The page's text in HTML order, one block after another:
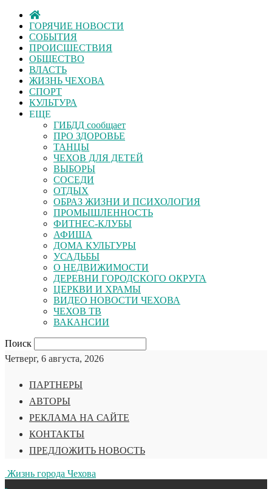
ГОРЯЧИЕ НОВОСТИ
СОБЫТИЯ
ПРОИСШЕСТВИЯ
ОБЩЕСТВО
ВЛАСТЬ
ЖИЗНЬ ЧЕХОВА
СПОРТ
КУЛЬТУРА
ЕЩЕ
ГИБДД сообщает
ПРО ЗДОРОВЬЕ
ТАНЦЫ
ЧЕХОВ ДЛЯ ДЕТЕЙ
ВЫБОРЫ
СОСЕДИ
ОТДЫХ
ОБРАЗ ЖИЗНИ И ПСИХОЛОГИЯ
ПРОМЫШЛЕННОСТЬ
ФИТНЕС-КЛУБЫ
АФИША
ДОМА КУЛЬТУРЫ
УСАДЬБЫ
О НЕДВИЖИМОСТИ
ДЕРЕВНИ ГОРОДСКОГО ОКРУГА
ЦЕРКВИ И ХРАМЫ
ВИДЕО НОВОСТИ ЧЕХОВА
ЧЕХОВ ТВ
ВАКАНСИИ
Поиск
Четверг, 6 августа, 2026
ПАРТНЕРЫ
АВТОРЫ
РЕКЛАМА НА САЙТЕ
КОНТАКТЫ
ПРЕДЛОЖИТЬ НОВОСТЬ
Жизнь города Чехова